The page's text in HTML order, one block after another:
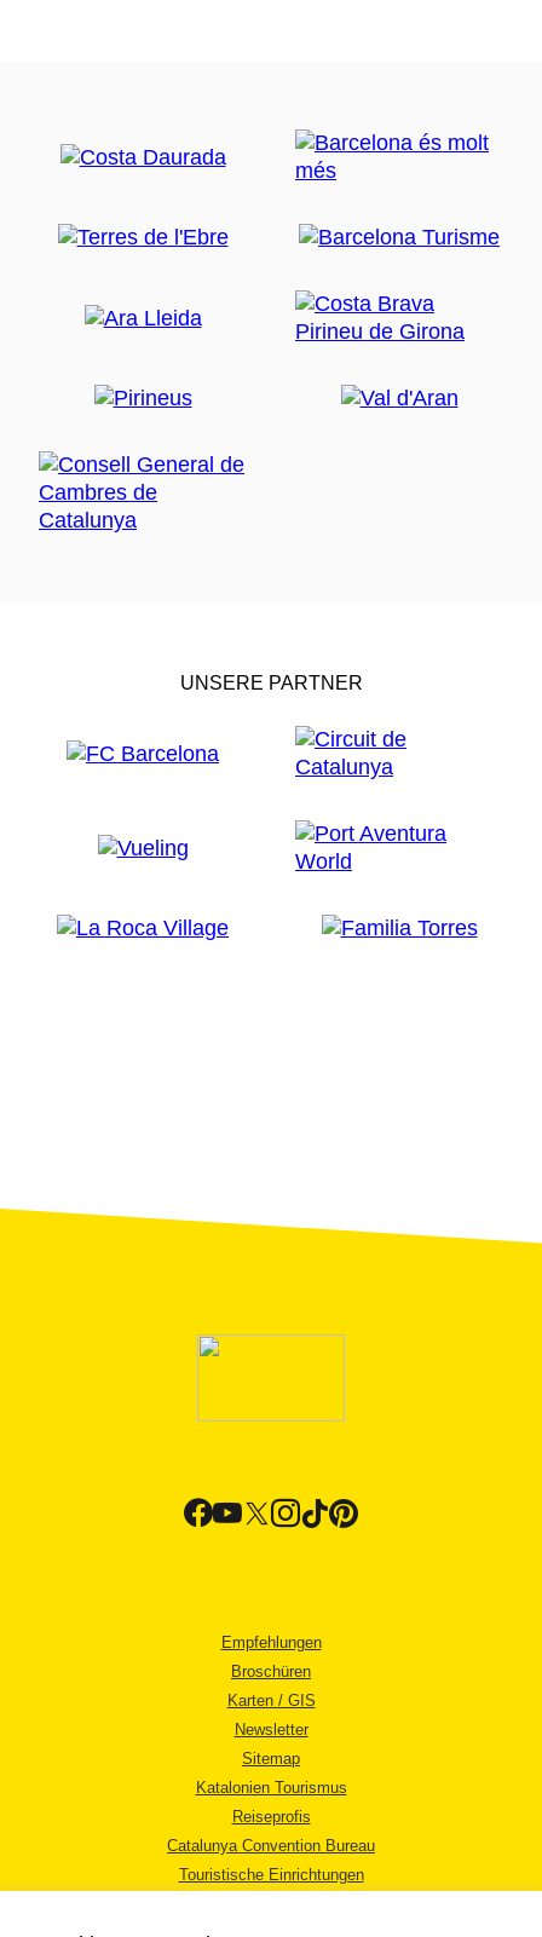
UNSERE PARTNER
Empfehlungen
Broschüren
Karten / GIS
Newsletter
Sitemap
Katalonien Tourismus
Reiseprofis
Catalunya Convention Bureau
Touristische Einrichtungen